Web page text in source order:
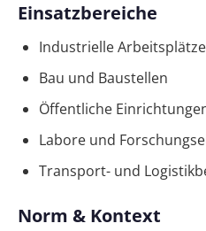
Einsatzbereiche
Industrielle Arbeitsplätze
Bau und Baustellen
Öffentliche
Labore und
Transport- und
Norm & Kontext